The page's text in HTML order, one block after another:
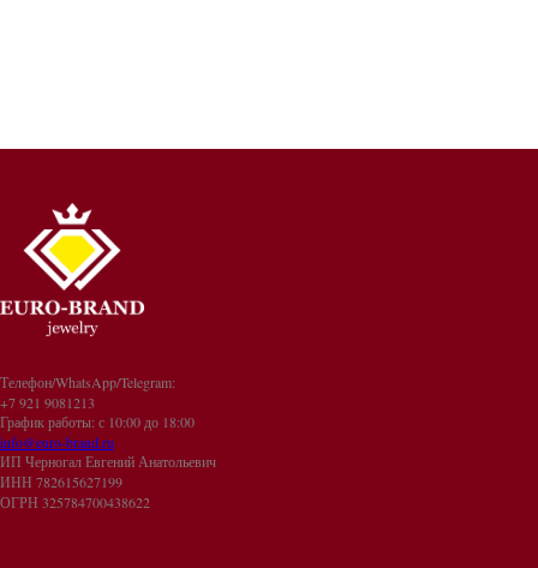
Телефон/WhatsApp/Telegram:
+7 921 9081213
График работы: с 10:00 до 18:00
info@euro-brand.ru
ИП Черногал Евгений Анатольевич
ИНН 782615627199
ОГРН 325784700438622